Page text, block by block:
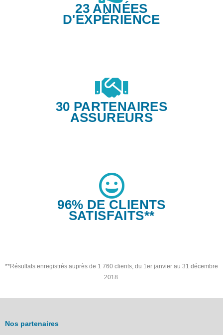
23 ANNÉES
D'EXPÉRIENCE
30 PARTENAIRES
ASSUREURS
96% DE CLIENTS
SATISFAITS**
**Résultats enregistrés auprès de 1 760 clients, du 1er janvier au 31 décembre
2018.
Nos partenaires